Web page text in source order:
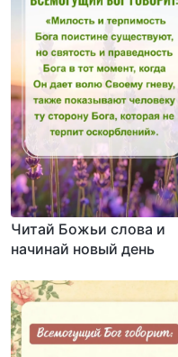
Читай Божьи слова и
начинай новый день